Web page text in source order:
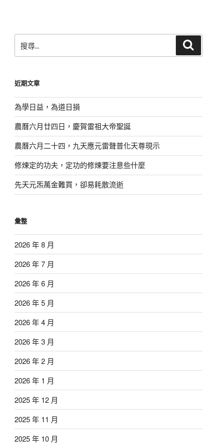
尋
字:
近期文章
為學日益，為道日損
農曆六月廿四日，慶賀雷祖大帝聖誕
農曆六月二十四，九天應元雷聲普化天尊現示
修煉定的功夫，定功的修煉要注意些什麼
先天元炁萬金難買，卻易耗散流逝
彙整
2026 年 8 月
2026 年 7 月
2026 年 6 月
2026 年 5 月
2026 年 4 月
2026 年 3 月
2026 年 2 月
2026 年 1 月
2025 年 12 月
2025 年 11 月
2025 年 10 月